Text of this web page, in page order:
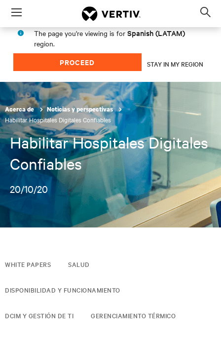
Menu
The page you're viewing is for Spanish (LATAM)
region.
PROCEED STAY IN MY REGION
Acerca de Noticias y perspectivas
Habilitar Hospitales Digitales Confiables
Habilitar Hospitales Digitales
Confiables
20/10/20
WHITE PAPERS SALUD
DISPONIBILIDAD Y FUNCIONAMIENTO
DCIM Y GESTIÓN DE TI GERENCIAMIENTO TÉRMICO